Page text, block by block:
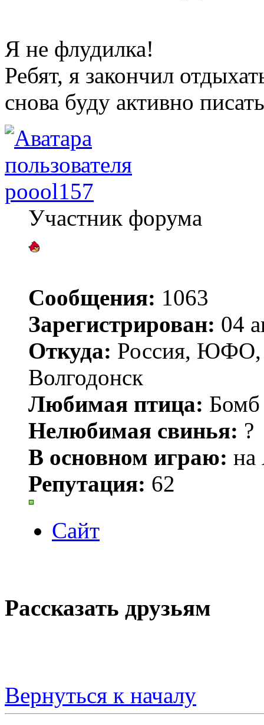
Я не флудилка!
Ребят, я закончил
снова буду активно
poool157
Участник форума
Сообщения: 1063
Зарегистрирован: 04
Откуда: Россия, ЮФО,
Волгодонск
Любимая птица: Бомб
Нелюбимая свинья: ?
В основном играю: на
Репутация: 62
Сайт
Рассказать друзьям
Вернуться к началу